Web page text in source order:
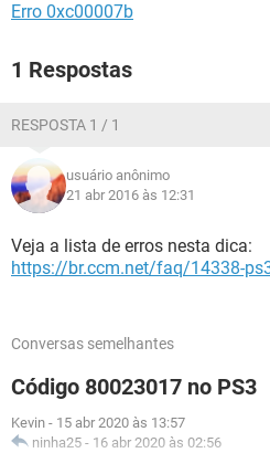
Erro 0xc00007b
1 Respostas
RESPOSTA 1 / 1
usuário anônimo
21 abr 2016 às 12:31
Veja a lista de erros nesta dica:
https://br.ccm.net/faq/14338-
Conversas semelhantes
Código 80023017 no PS3
Kevin - 15 abr 2020 às 13:57
ninha25 - 16 abr 2020 às 02:56